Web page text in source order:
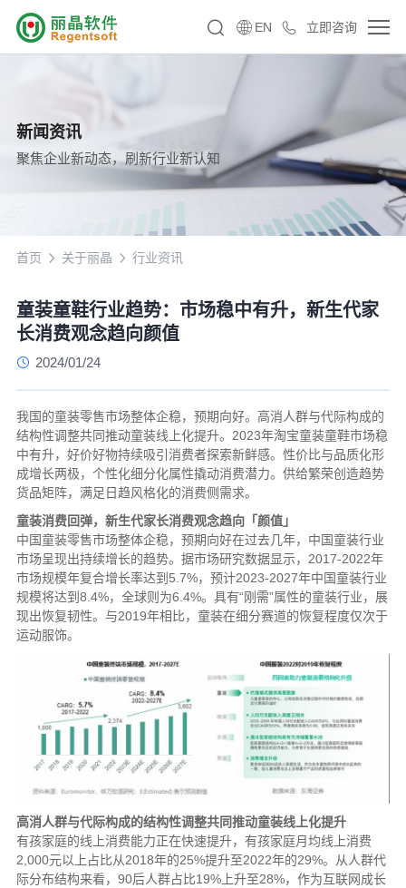
立即咨询
EN
新闻资讯
聚焦企业新动态，刷新行业新认知
首页 关于丽晶 行业资讯
童装童鞋行业趋势：市场稳中有升，新生代家
长消费观念趋向颜值
2024/01/24
我国的童装零售市场整体企稳，预期向好。高消人群与代际构成的
结构性调整共同推动童装线上化提升。2023年淘宝童装童鞋市场稳
中有升，好价好物持续吸引消费者探索新鲜感。性价比与品质化形
成增长两极，个性化细分化属性撬动消费潜力。供给繁荣创造趋势
货品矩阵，满足日趋风格化的消费侧需求。
童装消费回弹，新生代家长消费观念趋向「颜值」
中国童装零售市场整体企稳，预期向好在过去几年，中国童装行业
市场呈现出持续增长的趋势。据市场研究数据显示，2017-2022年
市场规模年复合增长率达到5.7%，预计2023-2027年中国童装行业
规模将达到8.4%，全球则为6.4%。具有“刚需”属性的童装行业，展
现出恢复韧性。与2019年相比，童装在细分赛道的恢复程度仅次于
运动服饰。
高消人群与代际构成的结构性调整共同推动童装线上化提升
有孩家庭的线上消费能力正在快速提升，有孩家庭月均线上消费
2,000元以上占比从2018年的25%提升至2022年的29%。从人群代
际分布结构来看，90后人群占比19%上升至28%，作为互联网成长